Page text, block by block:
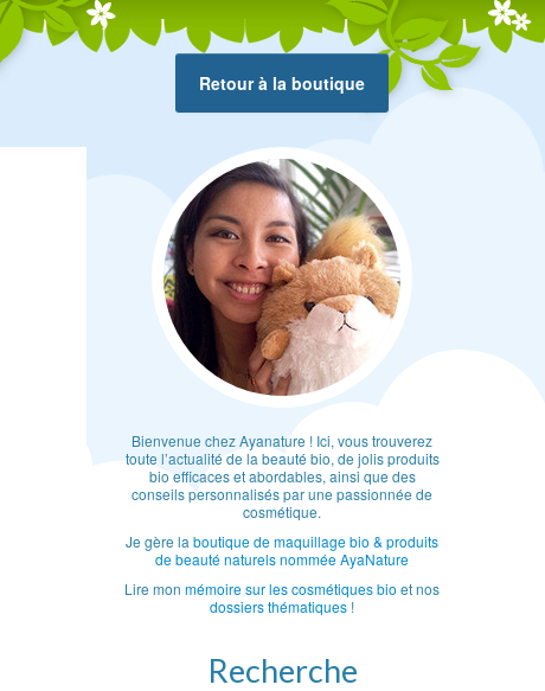
Retour à la boutique
Bienvenue chez Ayanature ! Ici, vous trouverez
toute l’actualité de la beauté bio, de jolis produits
bio efficaces et abordables, ainsi que des
conseils personnalisés par une passionnée de
cosmétique.
Je gère la boutique de maquillage bio & produits
de beauté naturels nommée AyaNature
Lire mon mémoire sur les cosmétiques bio et nos
dossiers thématiques !
Recherche